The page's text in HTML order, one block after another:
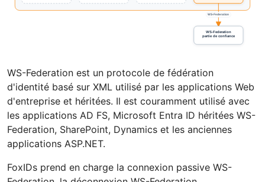
WS-Federation est un protocole de fédération
d'identité basé sur XML utilisé par les applications Web
d'entreprise et héritées. Il est couramment utilisé avec
les applications AD FS, Microsoft Entra ID héritées WS-
Federation, SharePoint, Dynamics et les anciennes
applications ASP.NET.
FoxIDs prend en charge la connexion passive WS-